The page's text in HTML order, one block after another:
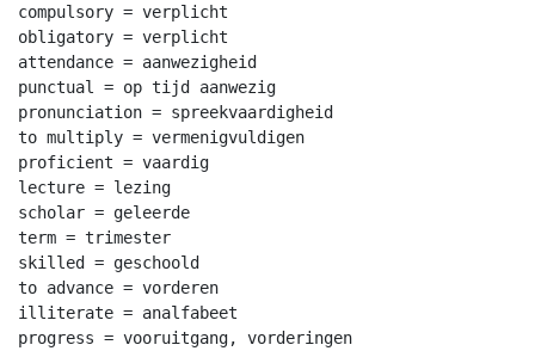
compulsory = verplicht
obligatory = verplicht
attendance = aanwezigheid
punctual = op tijd aanwezig
pronunciation = spreekvaardigheid
to multiply = vermenigvuldigen
proficient = vaardig
lecture = lezing
scholar = geleerde
term = trimester
skilled = geschoold
to advance = vorderen
illiterate = analfabeet
progress = vooruitgang, vorderingen